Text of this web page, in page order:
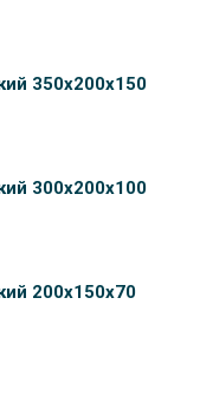
350х200х150
300х200х100
200х150х70